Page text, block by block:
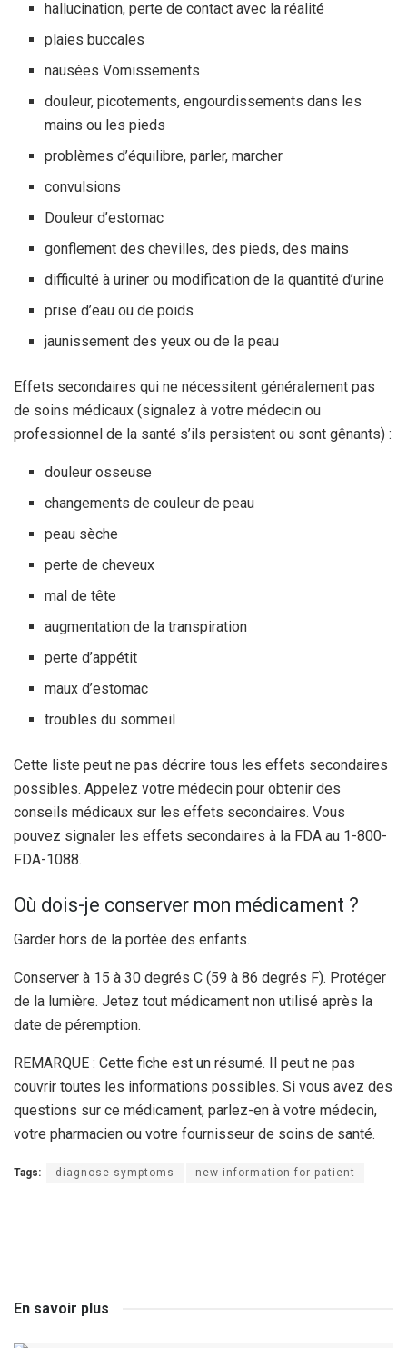
hallucination, perte de contact avec la réalité
plaies buccales
nausées Vomissements
douleur, picotements, engourdissements dans les
mains ou les pieds
problèmes d’équilibre, parler, marcher
convulsions
Douleur d’estomac
gonflement des chevilles, des pieds, des mains
difficulté à uriner ou modification de la quantité d’urine
prise d’eau ou de poids
jaunissement des yeux ou de la peau
Effets secondaires qui ne nécessitent généralement pas
de soins médicaux (signalez à votre médecin ou
professionnel de la santé s’ils persistent ou sont gênants) :
douleur osseuse
changements de couleur de peau
peau sèche
perte de cheveux
mal de tête
augmentation de la transpiration
perte d’appétit
maux d’estomac
troubles du sommeil
Cette liste peut ne pas décrire tous les effets secondaires
possibles. Appelez votre médecin pour obtenir des
conseils médicaux sur les effets secondaires. Vous
pouvez signaler les effets secondaires à la FDA au 1-800-
FDA-1088.
Où dois-je conserver mon médicament ?
Garder hors de la portée des enfants.
Conserver à 15 à 30 degrés C (59 à 86 degrés F). Protéger
de la lumière. Jetez tout médicament non utilisé après la
date de péremption.
REMARQUE : Cette fiche est un résumé. Il peut ne pas
couvrir toutes les informations possibles. Si vous avez des
questions sur ce médicament, parlez-en à votre médecin,
votre pharmacien ou votre fournisseur de soins de santé.
Tags: diagnose symptoms new information for patient
En savoir plus